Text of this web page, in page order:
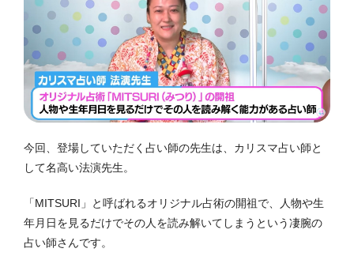
今回、登場していただく占い師の先生は、カリスマ占い師と
して名高い法演先生。
「MITSURI」と呼ばれるオリジナル占術の開祖で、人物や生
年月日を見るだけでその人を読み解いてしまうという凄腕の
占い師さんです。